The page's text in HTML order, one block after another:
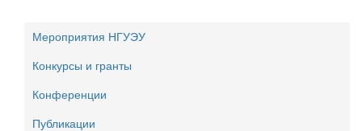
Мероприятия НГУЭУ
Конкурсы и гранты
Конференции
Публикации